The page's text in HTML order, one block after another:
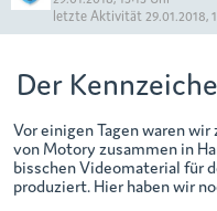
letzte Aktivität 29.01.2018,
Der
Vor einigen Tagen waren
von Motory zusammen in
bisschen Videomaterial für
produziert. Hier haben wir